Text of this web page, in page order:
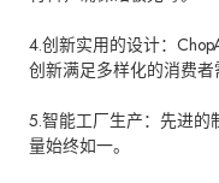
4.创新实用的设计：
创新满足多样化的消费者
5.智能工厂生产：先进
量始终如一。